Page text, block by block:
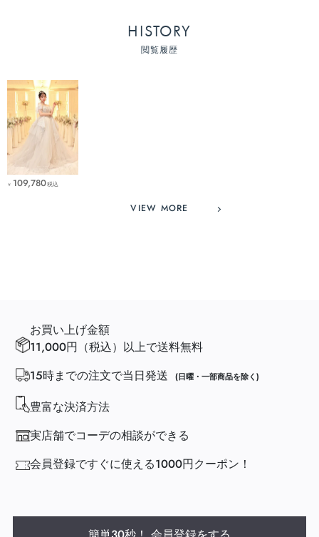
HISTORY
閲覧履歴
￥ 109,780税込
VIEW MORE
お買い上げ金額
11,000円（税込）以上で送料無料
15時までの注文で当日発送
(日曜・一部商品を除く)
豊富な決済方法
実店舗でコーデの相談ができる
会員登録ですぐに使える1000円クーポン！